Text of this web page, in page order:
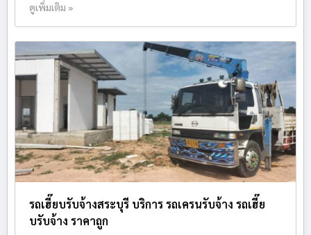
ดูเพิ่มเติม »
รถเฮี๊ยบรับจ้างสระบุรี บริการ รถเครนรับจ้าง รถเฮี๊ย
บรับจ้าง ราคาถูก